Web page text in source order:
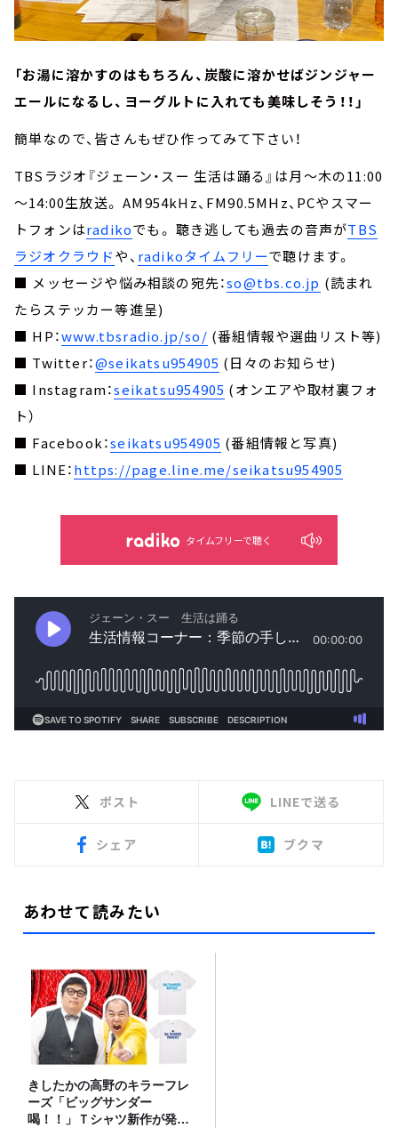
「お湯に溶かすのはもちろん、炭酸に溶かせばジンジャー
エールになるし、ヨーグルトに入れても美味しそう！！」
簡単なので、皆さんもぜひ作ってみて下さい！
TBSラジオ『ジェーン・スー 生活は踊る』は月～木の11:00
～14:00生放送。 AM954kHz、FM90.5MHz、PCやスマー
トフォンはradikoでも。 聴き逃しても過去の音声がTBS
ラジオクラウドや、 radikoタイムフリーで聴けます。
■ メッセージや悩み相談の宛先：so@tbs.co.jp (読まれ
たらステッカー等進呈)
■ HP：www.tbsradio.jp/so/ (番組情報や選曲リスト等)
■ Twitter：@seikatsu954905 (日々のお知らせ)
■ Instagram：seikatsu954905 (オンエアや取材裏フォ
ト）
■ Facebook：seikatsu954905 (番組情報と写真)
■ LINE：https://page.line.me/seikatsu954905
タイムフリーで聴く
ポスト LINEで送る
シェア ブクマ
あわせて読みたい
きしたかの高野のキラーフレ
ーズ「ビッグサンダー
喝！！」Ｔシャツ新作が発売